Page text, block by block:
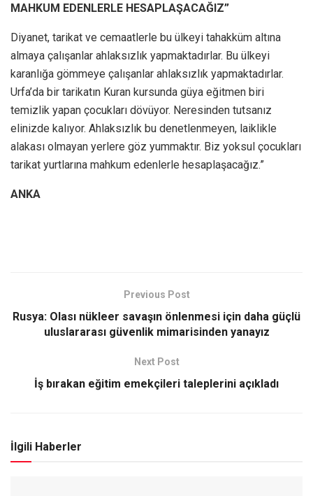
MAHKUM EDENLERLE HESAPLAŞACAĞIZ”
Diyanet, tarikat ve cemaatlerle bu ülkeyi tahakküm altına
almaya çalışanlar ahlaksızlık yapmaktadırlar. Bu ülkeyi
karanlığa gömmeye çalışanlar ahlaksızlık yapmaktadırlar.
Urfa’da bir tarikatın Kuran kursunda güya eğitmen biri
temizlik yapan çocukları dövüyor. Neresinden tutsanız
elinizde kalıyor. Ahlaksızlık bu denetlenmeyen, laiklikle
alakası olmayan yerlere göz yummaktır. Biz yoksul çocukları
tarikat yurtlarına mahkum edenlerle hesaplaşacağız.”
ANKA
Previous Post
Rusya: Olası nükleer savaşın önlenmesi için daha güçlü
uluslararası güvenlik mimarisinden yanayız
Next Post
İş bırakan eğitim emekçileri taleplerini açıkladı
İlgili Haberler